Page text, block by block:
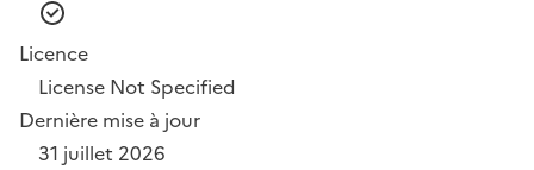
Licence
License Not Specified
Dernière mise à jour
31 juillet 2026